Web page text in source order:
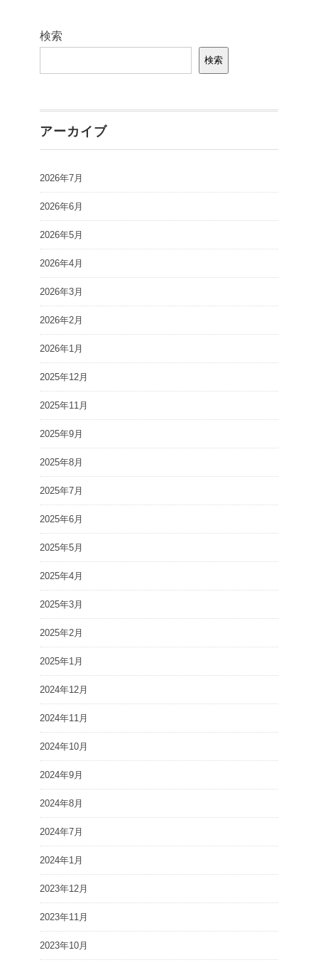
検索
検索
アーカイブ
2026年7月
2026年6月
2026年5月
2026年4月
2026年3月
2026年2月
2026年1月
2025年12月
2025年11月
2025年9月
2025年8月
2025年7月
2025年6月
2025年5月
2025年4月
2025年3月
2025年2月
2025年1月
2024年12月
2024年11月
2024年10月
2024年9月
2024年8月
2024年7月
2024年1月
2023年12月
2023年11月
2023年10月